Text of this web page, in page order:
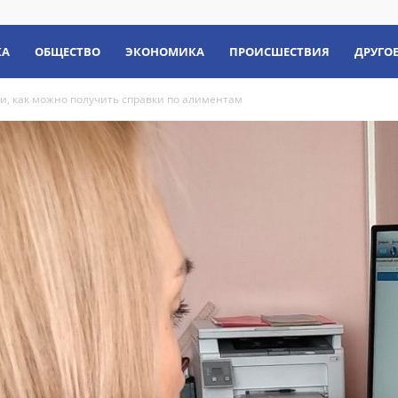
ОБЩЕСТВО ЭКОНОМИКА ПРОИСШЕСТВИЯ ДРУГОЕ
как можно получить справки по алиментам